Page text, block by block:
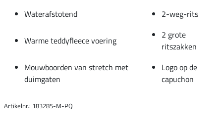
Waterafstotend
2-weg-rits
Warme teddyfleece voering
2 grote
ritszakken
Mouwboorden van stretch met
duimgaten
Logo op de
capuchon
Artikelnr.: 183285-M-PQ